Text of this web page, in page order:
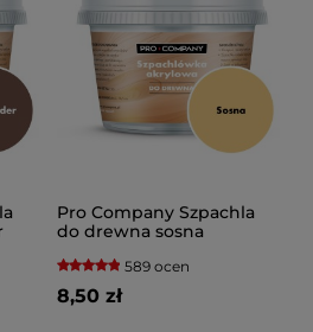
Pro Company Szpachla
do drewna sosna
589 ocen
8,50 zł